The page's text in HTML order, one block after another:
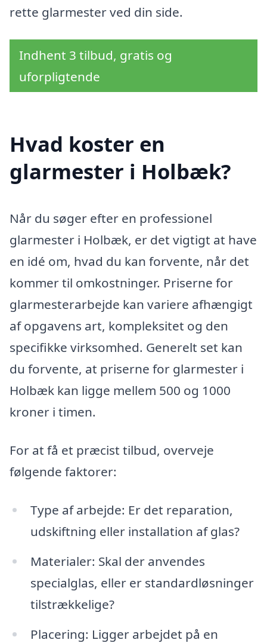
rette glarmester ved din side.
Indhent 3 tilbud, gratis og
uforpligtende
Hvad koster en
glarmester i Holbæk?
Når du søger efter en professionel
glarmester i Holbæk, er det vigtigt at have
en idé om, hvad du kan forvente, når det
kommer til omkostninger. Priserne for
glarmesterarbejde kan variere afhængigt
af opgavens art, kompleksitet og den
specifikke virksomhed. Generelt set kan
du forvente, at priserne for glarmester i
Holbæk kan ligge mellem 500 og 1000
kroner i timen.
For at få et præcist tilbud, overveje
følgende faktorer:
Type af arbejde: Er det reparation,
udskiftning eller installation af glas?
Materialer: Skal der anvendes
specialglas, eller er standardløsninger
tilstrækkelige?
Placering: Ligger arbejdet på en